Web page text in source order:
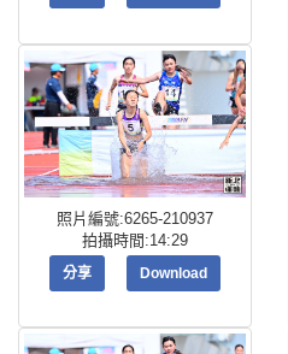
照片編號:6265-210937
拍攝時間:14:29
分享 Download